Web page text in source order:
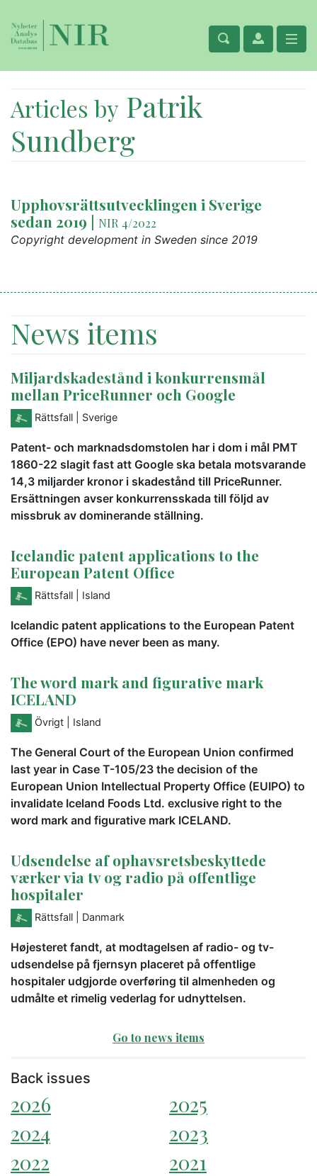
Articles by Patrik
Sundberg
Upphovsrättsutvecklingen i Sverige
sedan 2019 | NIR 4/2022
Copyright development in Sweden since 2019
News items
Miljardskadestånd i konkurrensmål
mellan PriceRunner och Google
Rättsfall | Sverige
Patent- och marknadsdomstolen har i dom i mål PMT
1860-22 slagit fast att Google ska betala motsvarande
14,3 miljarder kronor i skadestånd till PriceRunner.
Ersättningen avser konkurrensskada till följd av
missbruk av dominerande ställning.
Icelandic patent applications to the
European Patent Office
Rättsfall | Island
Icelandic patent applications to the European Patent
Office (EPO) have never been as many.
The word mark and figurative mark
ICELAND
Övrigt | Island
The General Court of the European Union confirmed
last year in Case T-105/23 the decision of the
European Union Intellectual Property Office (EUIPO) to
invalidate Iceland Foods Ltd. exclusive right to the
word mark and figurative mark ICELAND.
Udsendelse af ophavsretsbeskyttede
værker via tv og radio på offentlige
hospitaler
Rättsfall | Danmark
Højesteret fandt, at modtagelsen af radio- og tv-
udsendelse på fjernsyn placeret på offentlige
hospitaler udgjorde overføring til almenheden og
udmålte et rimelig vederlag for udnyttelsen.
Go to news items
Back issues
2026
2025
2024
2023
2022
2021